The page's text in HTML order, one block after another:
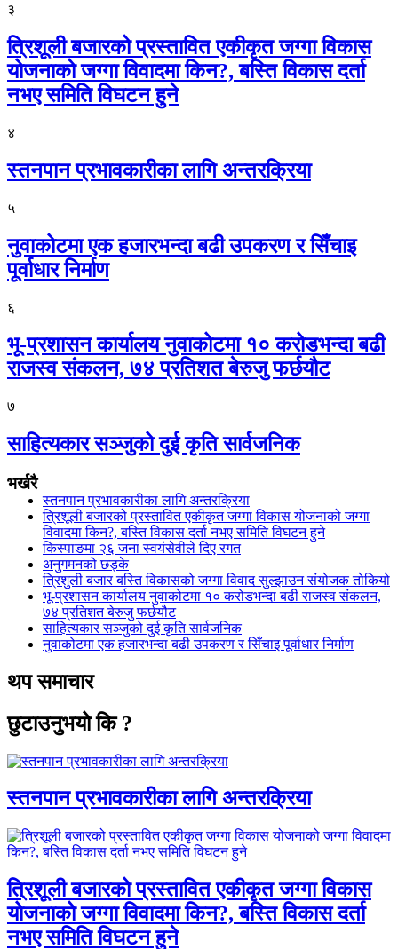
३
त्रिशूली बजारको प्रस्तावित एकीकृत जग्गा विकास
योजनाको जग्गा विवादमा किन?, बस्ति विकास दर्ता
नभए समिति विघटन हुने
४
स्तनपान प्रभावकारीका लागि अन्तरक्रिया
५
नुवाकोटमा एक हजारभन्दा बढी उपकरण र सिँचाइ
पूर्वाधार निर्माण
६
भू-प्रशासन कार्यालय नुवाकोटमा १० करोडभन्दा बढी
राजस्व संकलन, ७४ प्रतिशत बेरुजु फर्छयौट
७
साहित्यकार सञ्जुको दुई कृति सार्वजनिक
भर्खरै
स्तनपान प्रभावकारीका लागि अन्तरक्रिया
त्रिशूली बजारको प्रस्तावित एकीकृत जग्गा विकास योजनाको जग्गा
विवादमा किन?, बस्ति विकास दर्ता नभए समिति विघटन हुने
किस्पाङमा २६ जना स्वयंसेवीले दिए रगत
अनुगमनको छड्के
त्रिशुली बजार बस्ति विकासको जग्गा विवाद सुल्झाउन संयोजक तोकियो
भू-प्रशासन कार्यालय नुवाकोटमा १० करोडभन्दा बढी राजस्व संकलन,
७४ प्रतिशत बेरुजु फर्छयौट
साहित्यकार सञ्जुको दुई कृति सार्वजनिक
नुवाकोटमा एक हजारभन्दा बढी उपकरण र सिँचाइ पूर्वाधार निर्माण
थप समाचार
छुटाउनुभयो कि ?
स्तनपान प्रभावकारीका लागि अन्तरक्रिया
त्रिशूली बजारको प्रस्तावित एकीकृत जग्गा विकास
योजनाको जग्गा विवादमा किन?, बस्ति विकास दर्ता
नभए समिति विघटन हुने